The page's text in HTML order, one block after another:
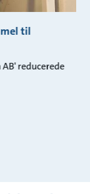
til
reducerede